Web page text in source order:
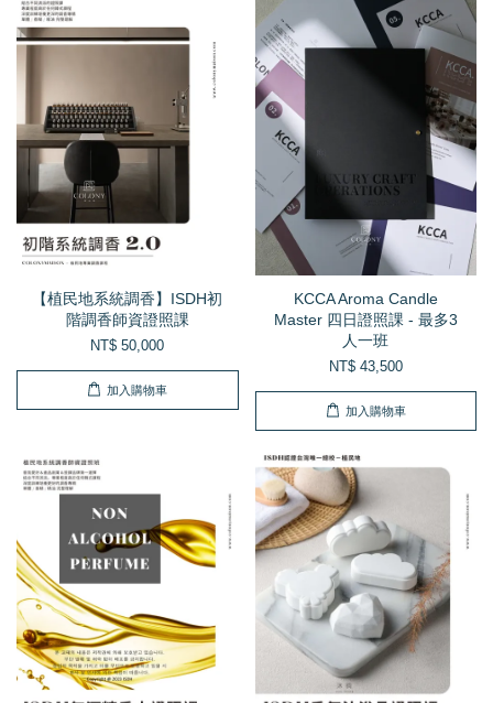
【植民地系統調香】ISDH初
階調香師資證照課
NT$ 50,000
加入購物車
KCCA Aroma Candle
Master 四日證照課 - 最多3
人一班
NT$ 43,500
加入購物車